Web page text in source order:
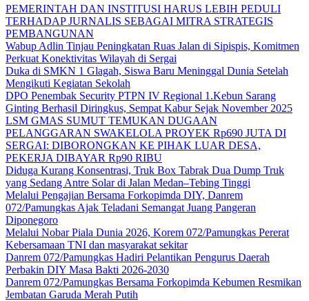
PEMERINTAH DAN INSTITUSI HARUS LEBIH PEDULI
TERHADAP JURNALIS SEBAGAI MITRA STRATEGIS
PEMBANGUNAN
Wabup Adlin Tinjau Peningkatan Ruas Jalan di Sipispis, Komitmen
Perkuat Konektivitas Wilayah di Sergai
Duka di SMKN 1 Glagah, Siswa Baru Meninggal Dunia Setelah
Mengikuti Kegiatan Sekolah
DPO Penembak Security PTPN IV Regional 1.Kebun Sarang
Ginting Berhasil Diringkus, Sempat Kabur Sejak November 2025
LSM GMAS SUMUT TEMUKAN DUGAAN
PELANGGARAN SWAKELOLA PROYEK Rp690 JUTA DI
SERGAI: DIBORONGKAN KE PIHAK LUAR DESA,
PEKERJA DIBAYAR Rp90 RIBU
Diduga Kurang Konsentrasi, Truk Box Tabrak Dua Dump Truk
yang Sedang Antre Solar di Jalan Medan–Tebing Tinggi
Melalui Pengajian Bersama Forkopimda DIY, Danrem
072/Pamungkas Ajak Teladani Semangat Juang Pangeran
Diponegoro
Melalui Nobar Piala Dunia 2026, Korem 072/Pamungkas Pererat
Kebersamaan TNI dan masyarakat sekitar
Danrem 072/Pamungkas Hadiri Pelantikan Pengurus Daerah
Perbakin DIY Masa Bakti 2026-2030
Danrem 072/Pamungkas Bersama Forkopimda Kebumen Resmikan
Jembatan Garuda Merah Putih